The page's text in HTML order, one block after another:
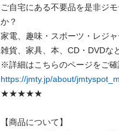
ご自宅にある不要品を是非ジ
か？
家電、趣味・スポーツ・レジ
雑貨、家具、本、CD・DVDな
https://jmty.jp/about/
★★★★★
【商品について】